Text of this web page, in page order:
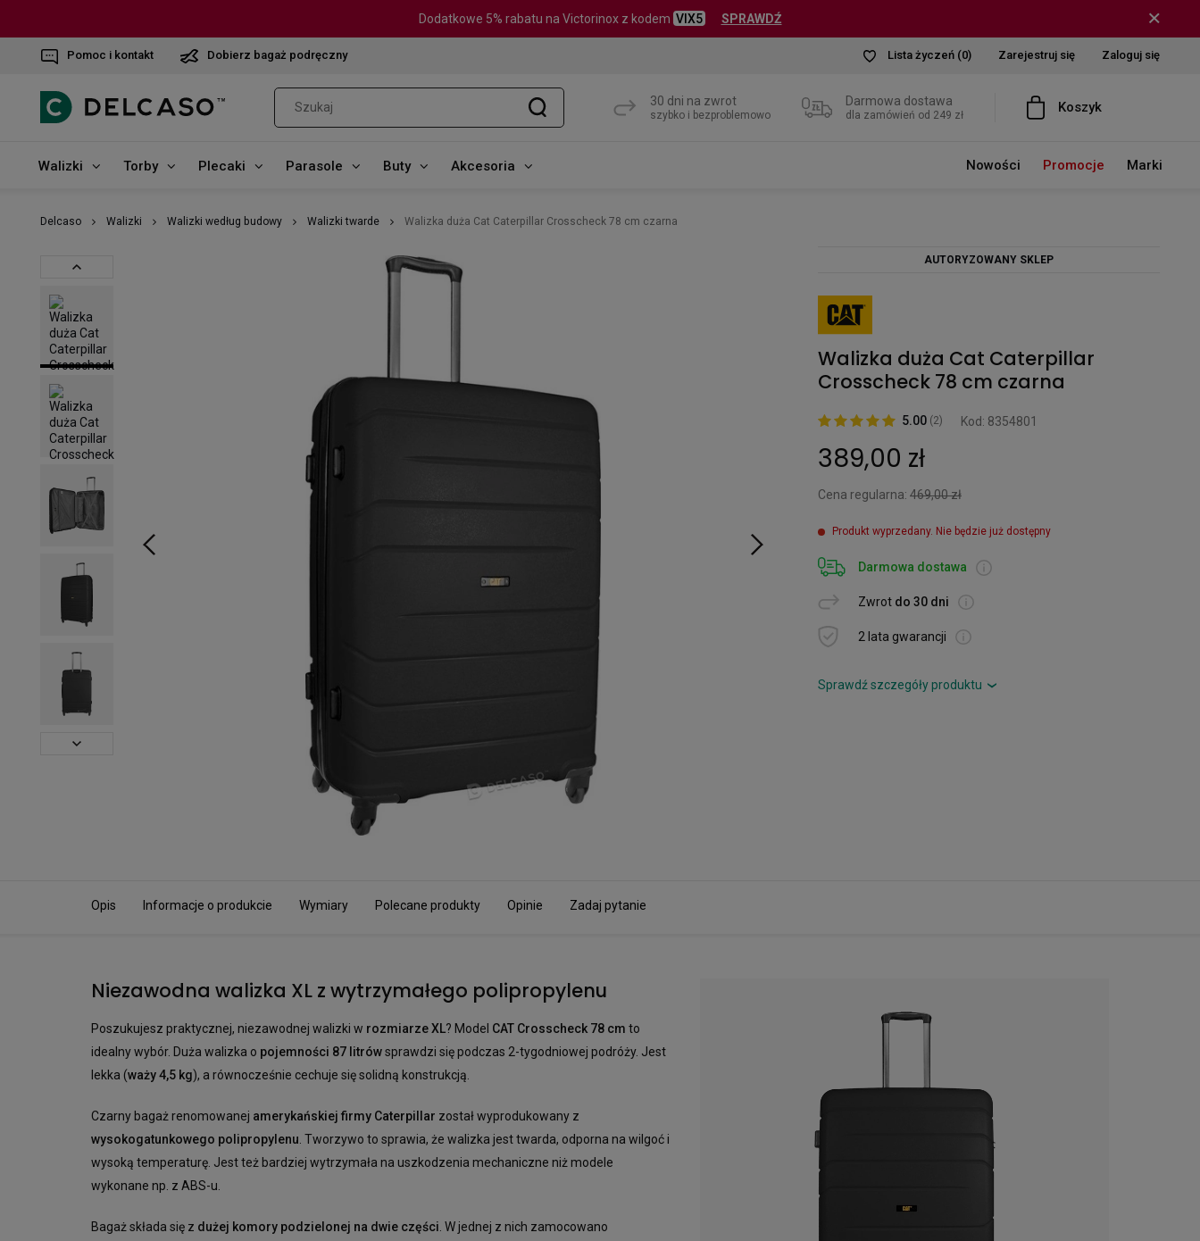
Dodatkowe 5% rabatu na Victorinox z kodem VIX5 SPRAWDŹ
Pomoc i kontakt Dobierz bagaż podręczny Lista życzeń (0) Zarejestruj się Zaloguj się
30 dni na zwrot
szybko i bezproblemowo
Darmowa dostawa
dla zamówień od 249 zł Koszyk
Walizki Torby Plecaki Parasole Buty Akcesoria Nowości Promocje Marki
Delcaso Walizki Walizki według budowy Walizki twarde Walizka duża Cat Caterpillar Crosscheck 78 cm czarna
AUTORYZOWANY SKLEP
Walizka duża Cat Caterpillar
Crosscheck 78 cm czarna
5.00 (2) Kod: 8354801
389,00 zł
Cena regularna: 469,00 zł
Produkt wyprzedany. Nie będzie już dostępny
Darmowa dostawa
Zwrot do 30 dni
2 lata gwarancji
Sprawdź szczegóły produktu ›
Opis Informacje o produkcie Wymiary Polecane produkty Opinie Zadaj pytanie
Niezawodna walizka XL z wytrzymałego polipropylenu
Poszukujesz praktycznej, niezawodnej walizki w rozmiarze XL? Model CAT Crosscheck 78 cm to
idealny wybór. Duża walizka o pojemności 87 litrówsprawdzi się podczas 2-tygodniowej podróży. Jest
lekka (waży 4,5 kg), a równocześnie cechuje się solidną konstrukcją.
Czarny bagaż renomowanej amerykańskiej firmy Caterpillar został wyprodukowany z
wysokogatunkowego polipropylenu . Tworzywo to sprawia, że walizka jest twarda, odporna na wilgoć i
wysoką temperaturę. Jest też bardziej wytrzymała na uszkodzenia mechaniczne niż modele
wykonane np. z ABS-u.
Bagaż składa się z dużej komory podzielonej na dwie części . W jednej z nich zamocowano